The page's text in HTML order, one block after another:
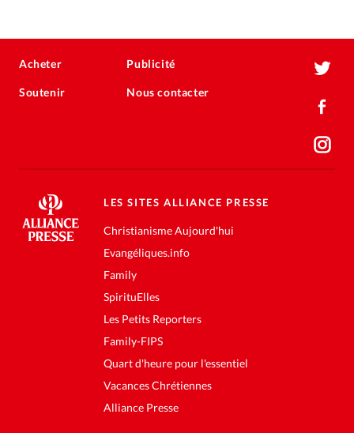
Acheter
Soutenir
Publicité
Nous contacter
LES SITES ALLIANCE PRESSE
Christianisme Aujourd'hui
Evangéliques.info
Family
SpirituElles
Les Petits Reporters
Family-FIPS
Quart d'heure pour l'essentiel
Vacances Chrétiennes
Alliance Presse